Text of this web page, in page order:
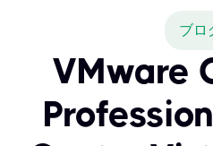
ブロ
VMware